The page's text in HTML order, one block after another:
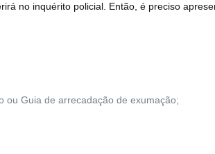
no inquérito policial. Então, é preciso
ou Guia de arrecadação de exumação;